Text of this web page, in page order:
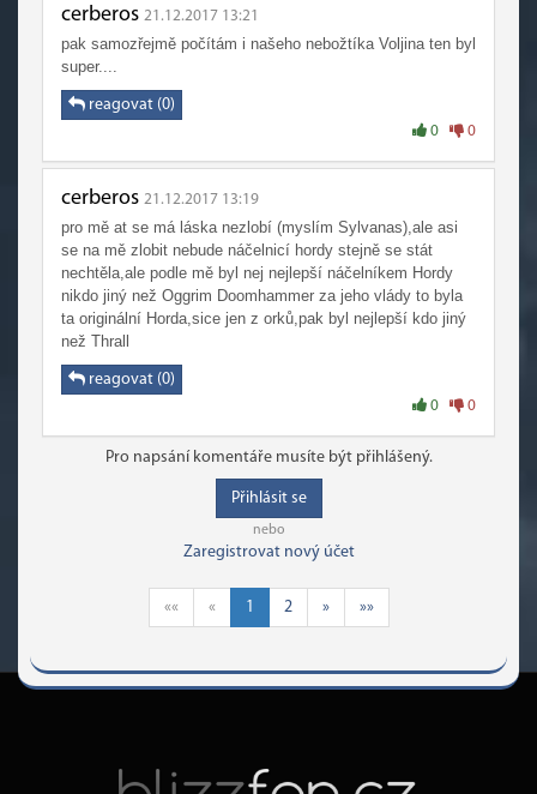
cerberos 21.12.2017 13:21
pak samozřejmě počítám i našeho nebožtíka Voljina ten byl
super....
reagovat (0)
0 0
cerberos 21.12.2017 13:19
pro mě at se má láska nezlobí (myslím Sylvanas),ale asi
se na mě zlobit nebude náčelnicí hordy stejně se stát
nechtěla,ale podle mě byl nej nejlepší náčelníkem Hordy
nikdo jiný než Oggrim Doomhammer za jeho vlády to byla
ta originální Horda,sice jen z orků,pak byl nejlepší kdo jiný
než Thrall
reagovat (0)
0 0
Pro napsání komentáře musíte být přihlášený.
Přihlásit se
nebo
Zaregistrovat nový účet
«« « 1 2 » »»